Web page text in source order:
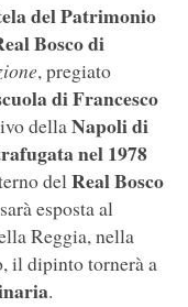
del Patrimonio
Bosco di
, pregiato
di Francesco
dellaNapoli di
nel 1978
delReal Bosco
esposta al
Reggia, nella
il dipinto tornerà a
.